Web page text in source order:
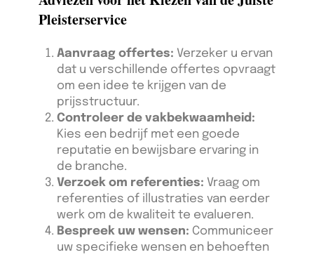
Pleisterservice
Aanvraag offertes: Verzeker u ervan
dat u verschillende offertes opvraagt
om een idee te krijgen van de
prijsstructuur.
Controleer de vakbekwaamheid:
Kies een bedrijf met een goede
reputatie en bewijsbare ervaring in
de branche.
Verzoek om referenties: Vraag om
referenties of illustraties van eerder
werk om de kwaliteit te evalueren.
Bespreek uw wensen: Communiceer
uw specifieke wensen en behoeften